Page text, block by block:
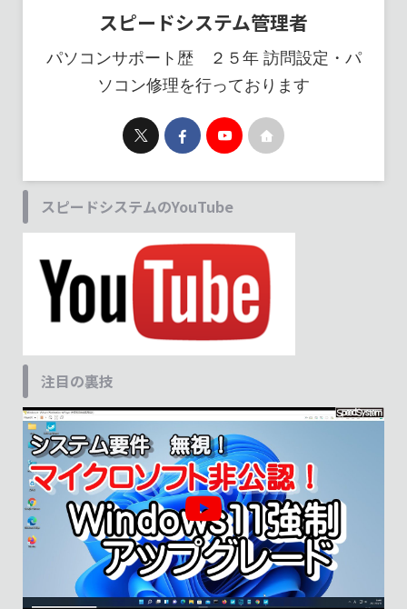
スピードシステム管理者
パソコンサポート歴 ２５年 訪問設定・パ
ソコン修理を行っております
スピードシステムのYouTube
注目の裏技